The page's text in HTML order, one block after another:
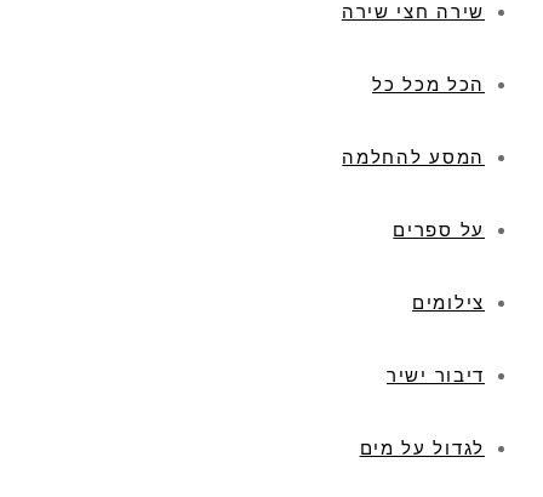
שירה חצי שירה
הכל מכל כל
המסע להחלמה
על ספרים
צילומים
דיבור ישיר
לגדול על מים